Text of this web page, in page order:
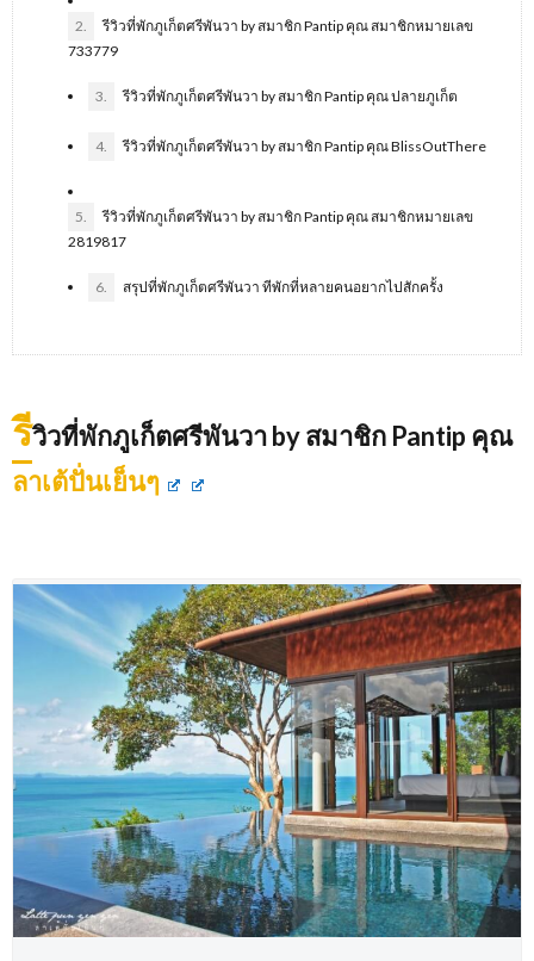
2.
รีวิวที่พักภูเก็ตศรีพันวา by สมาชิก Pantip คุณ สมาชิกหมายเลข
733779
3. รีวิวที่พักภูเก็ตศรีพันวา by สมาชิก Pantip คุณ ปลายภูเก็ต
4. รีวิวที่พักภูเก็ตศรีพันวา by สมาชิก Pantip คุณ BlissOutThere
5.
รีวิวที่พักภูเก็ตศรีพันวา by สมาชิก Pantip คุณ สมาชิกหมายเลข
2819817
6. สรุปที่พักภูเก็ตศรีพันวา ทีพักที่หลายคนอยากไปสักครั้ง
รีวิวที่พักภูเก็ตศรีพันวา by สมาชิก Pantip คุณ
ลาเต้ปั่นเย็นๆ